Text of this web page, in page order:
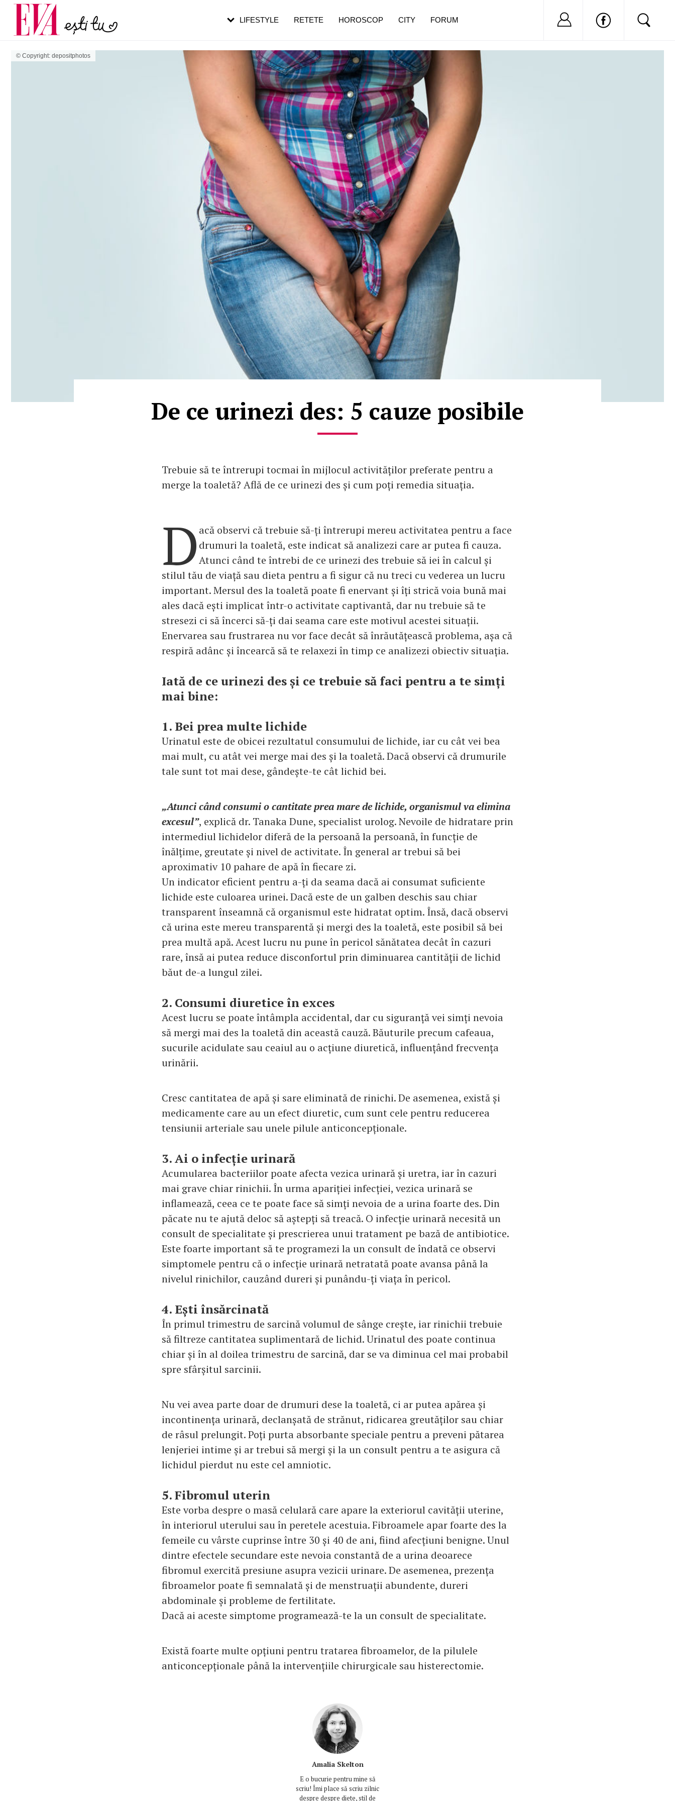
© Copyright: depositphotos
De ce urinezi des: 5 cauze posibile
Trebuie să te întrerupi tocmai în mijlocul activităților preferate pentru a
merge la toaletă? Află de ce urinezi des și cum poți remedia situația.
D acă observi că trebuie să-ți întrerupi mereu activitatea pentru a face
drumuri la toaletă, este indicat să analizezi care ar putea fi cauza.
Atunci când te întrebi de ce urinezi des trebuie să iei în calcul și
stilul tău de viață sau dieta pentru a fi sigur că nu treci cu vederea un lucru
important. Mersul des la toaletă poate fi enervant și îți strică voia bună mai
ales dacă ești implicat într-o activitate captivantă, dar nu trebuie să te
stresezi ci să încerci să-ți dai seama care este motivul acestei situații.
Enervarea sau frustrarea nu vor face decât să înrăutățească problema, așa că
respiră adânc și încearcă să te relaxezi în timp ce analizezi obiectiv situația.
Iată de ce urinezi des și ce trebuie să faci pentru a te simți
mai bine:
1. Bei prea multe lichide
Urinatul este de obicei rezultatul consumului de lichide, iar cu cât vei bea
mai mult, cu atât vei merge mai des și la toaletă. Dacă observi că drumurile
tale sunt tot mai dese, gândește-te cât lichid bei.
„Atunci când consumi o cantitate prea mare de lichide, organismul va elimina
excesul”, explică dr. Tanaka Dune, specialist urolog. Nevoile de hidratare prin
intermediul lichidelor diferă de la persoană la persoană, în funcție de
înălțime, greutate și nivel de activitate. În general ar trebui să bei
aproximativ 10 pahare de apă în fiecare zi.
Un indicator eficient pentru a-ți da seama dacă ai consumat suficiente
lichide este culoarea urinei. Dacă este de un galben deschis sau chiar
transparent înseamnă că organismul este hidratat optim. Însă, dacă observi
că urina este mereu transparentă și mergi des la toaletă, este posibil să bei
prea multă apă. Acest lucru nu pune în pericol sănătatea decât în cazuri
rare, însă ai putea reduce disconfortul prin diminuarea cantității de lichid
băut de-a lungul zilei.
2. Consumi diuretice în exces
Acest lucru se poate întâmpla accidental, dar cu siguranță vei simți nevoia
să mergi mai des la toaletă din această cauză. Băuturile precum cafeaua,
sucurile acidulate sau ceaiul au o acțiune diuretică, influențând frecvența
urinării.
Cresc cantitatea de apă și sare eliminată de rinichi. De asemenea, există și
medicamente care au un efect diuretic, cum sunt cele pentru reducerea
tensiunii arteriale sau unele pilule anticoncepționale.
3. Ai o infecție urinară
Acumularea bacteriilor poate afecta vezica urinară și uretra, iar în cazuri
mai grave chiar rinichii. În urma apariției infecției, vezica urinară se
inflamează, ceea ce te poate face să simți nevoia de a urina foarte des. Din
păcate nu te ajută deloc să aștepți să treacă. O infecție urinară necesită un
consult de specialitate și prescrierea unui tratament pe bază de antibiotice.
Este foarte important să te programezi la un consult de îndată ce observi
simptomele pentru că o infecție urinară netratată poate avansa până la
nivelul rinichilor, cauzând dureri și punându-ți viața în pericol.
4. Ești însărcinată
În primul trimestru de sarcină volumul de sânge crește, iar rinichii trebuie
să filtreze cantitatea suplimentară de lichid. Urinatul des poate continua
chiar și în al doilea trimestru de sarcină, dar se va diminua cel mai probabil
spre sfârșitul sarcinii.
Nu vei avea parte doar de drumuri dese la toaletă, ci ar putea apărea și
incontinența urinară, declanșată de strănut, ridicarea greutăților sau chiar
de râsul prelungit. Poți purta absorbante speciale pentru a preveni pătarea
lenjeriei intime și ar trebui să mergi și la un consult pentru a te asigura că
lichidul pierdut nu este cel amniotic.
5. Fibromul uterin
Este vorba despre o masă celulară care apare la exteriorul cavității uterine,
în interiorul uterului sau în peretele acestuia. Fibroamele apar foarte des la
femeile cu vârste cuprinse între 30 și 40 de ani, fiind afecțiuni benigne. Unul
dintre efectele secundare este nevoia constantă de a urina deoarece
fibromul exercită presiune asupra vezicii urinare. De asemenea, prezența
fibroamelor poate fi semnalată și de menstruații abundente, dureri
abdominale și probleme de fertilitate.
Dacă ai aceste simptome programează-te la un consult de specialitate.
Există foarte multe opțiuni pentru tratarea fibroamelor, de la pilulele
anticoncepționale până la intervențiile chirurgicale sau histerectomie.
Amalia Skelton
E o bucurie pentru mine să
scriu! Îmi place să scriu zilnic
despre despre diete, stil de
LIFESTYLE RETETE HOROSCOP CITY FORUM Nu ai cont?
Carieră
Actualitate
pe măsură ce înaintezi în vârstă
de dureroasă este investigația